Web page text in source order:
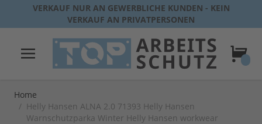
Direkt zum Inhalt
VERKAUF NUR AN GEWERBLICHE KUNDEN - KEIN
VERKAUF AN PRIVATPERSONEN
Home
/ Helly Hansen ALNA 2.0 71393 Helly Hansen
Warnschutzparka Winter Helly Hansen workwear